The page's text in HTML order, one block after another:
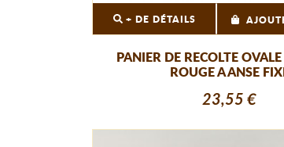
+ DE DÉTAILS
PANIER DE RECOLTE
ROUGE A ANSE
23,55 €